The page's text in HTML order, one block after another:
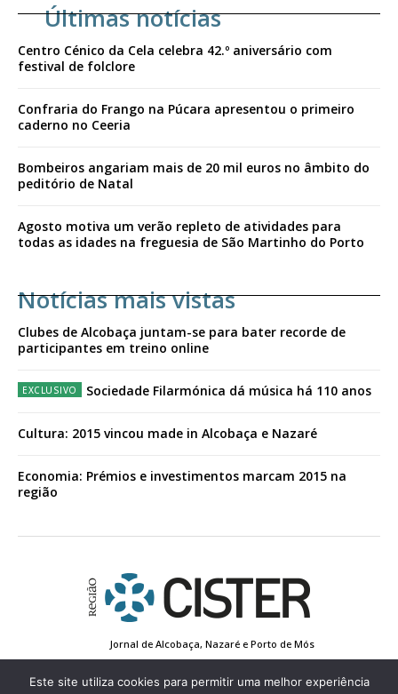
Últimas notícias
Centro Cénico da Cela celebra 42.º aniversário com
festival de folclore
Confraria do Frango na Púcara apresentou o primeiro
caderno no Ceeria
Bombeiros angariam mais de 20 mil euros no âmbito do
peditório de Natal
Agosto motiva um verão repleto de atividades para
todas as idades na freguesia de São Martinho do Porto
Notícias mais vistas
Clubes de Alcobaça juntam-se para bater recorde de
participantes em treino online
Sociedade Filarmónica dá música há 110 anos
Cultura: 2015 vincou made in Alcobaça e Nazaré
Economia: Prémios e investimentos marcam 2015 na
região
Jornal de Alcobaça, Nazaré e Porto de Mós
Estatuto Editorial
Contactos
Política de Privacidade
Conta de Registo
Edição Impressa
Este site utiliza cookies para permitir uma melhor experiência